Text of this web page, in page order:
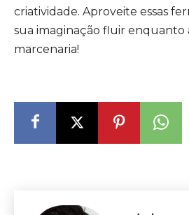
criatividade. Aproveite essas
sua imaginação fluir enquanto
marcenaria!